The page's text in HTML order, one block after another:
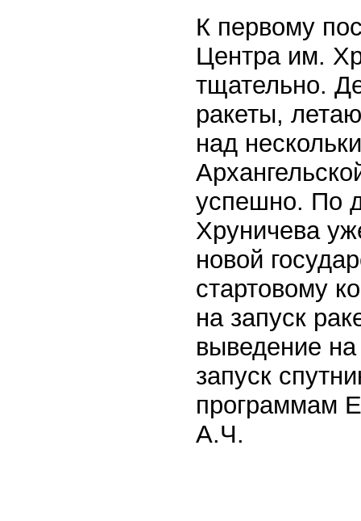
К первому
Центра им.
тщательно.
ракеты,
над
успешно. По
Хруничева
новой
стартовому
на запуск
выведение
запуск
программам
А.Ч.